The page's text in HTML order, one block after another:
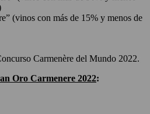
(vinos con más de 15% y menos de
Carmenère del Mundo 2022.
Oro Carmenere 2022: